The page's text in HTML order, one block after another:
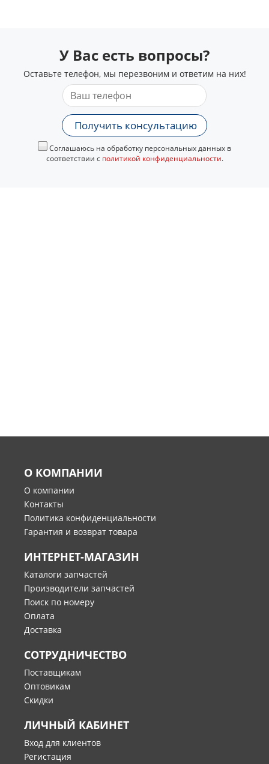
У Вас есть вопросы?
Оставьте телефон, мы перезвоним и ответим на них!
Получить консультацию
Соглашаюсь на обработку персональных данных в
соответствии с политикой конфиденциальности.
О КОМПАНИИ
О компании
Контакты
Политика конфиденциальности
Гарантия и возврат товара
ИНТЕРНЕТ-МАГАЗИН
Каталоги запчастей
Производители запчастей
Поиск по номеру
Оплата
Доставка
СОТРУДНИЧЕСТВО
Поставщикам
Оптовикам
Скидки
ЛИЧНЫЙ КАБИНЕТ
Вход для клиентов
Регистация